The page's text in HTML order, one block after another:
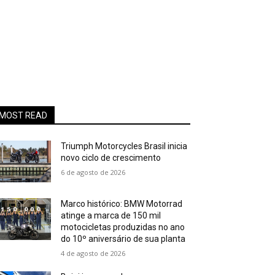
MOST READ
Triumph Motorcycles Brasil inicia
novo ciclo de crescimento
6 de agosto de 2026
Marco histórico: BMW Motorrad
atinge a marca de 150 mil
motocicletas produzidas no ano
do 10º aniversário de sua planta
4 de agosto de 2026